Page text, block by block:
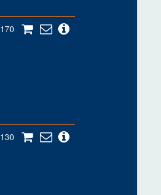
170
130